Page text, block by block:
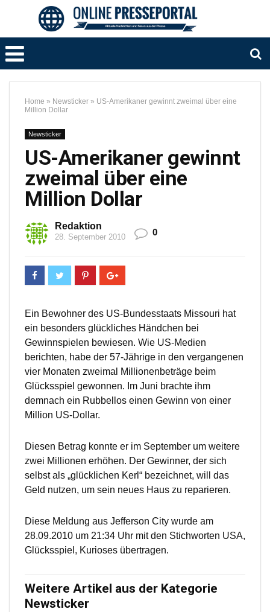
Home » Newsticker » US-Amerikaner gewinnt zweimal über eine
Million Dollar
Newsticker
US-Amerikaner gewinnt
zweimal über eine
Million Dollar
Redaktion
28. September 2010 0
Ein Bewohner des US-Bundesstaats Missouri hat
ein besonders glückliches Händchen bei
Gewinnspielen bewiesen. Wie US-Medien
berichten, habe der 57-Jährige in den vergangenen
vier Monaten zweimal Millionenbeträge beim
Glücksspiel gewonnen. Im Juni brachte ihm
demnach ein Rubbellos einen Gewinn von einer
Million US-Dollar.
Diesen Betrag konnte er im September um weitere
zwei Millionen erhöhen. Der Gewinner, der sich
selbst als „glücklichen Kerl“ bezeichnet, will das
Geld nutzen, um sein neues Haus zu reparieren.
Diese Meldung aus Jefferson City wurde am
28.09.2010 um 21:34 Uhr mit den Stichworten USA,
Glücksspiel, Kurioses übertragen.
Weitere Artikel aus der Kategorie
Newsticker